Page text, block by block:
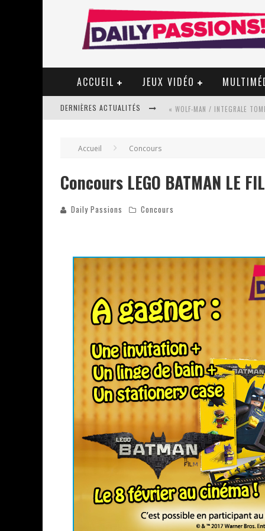
ACCUEIL JEUX VIDÉO
DERNIÈRES ACTUALITÉS « WOLF-MAN / INTEGRALE
STAR FOX
« MOFUSAND / PARLER
ASSASSIN'S CREED BLACK FLAG
« LE VENT DAND LES SAULES
« DAMN THEM ALL » - UN DUO
YOSHI AND THE MYSTERIOUS
Accueil Concours
Concours LEGO BATMAN LE
Daily Passions Concours